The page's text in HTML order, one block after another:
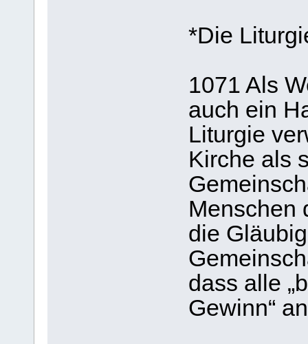
*Die
1071 Als
auch ein
Liturgie
Kirche als
Menschen
die
dass alle
Gewinn“